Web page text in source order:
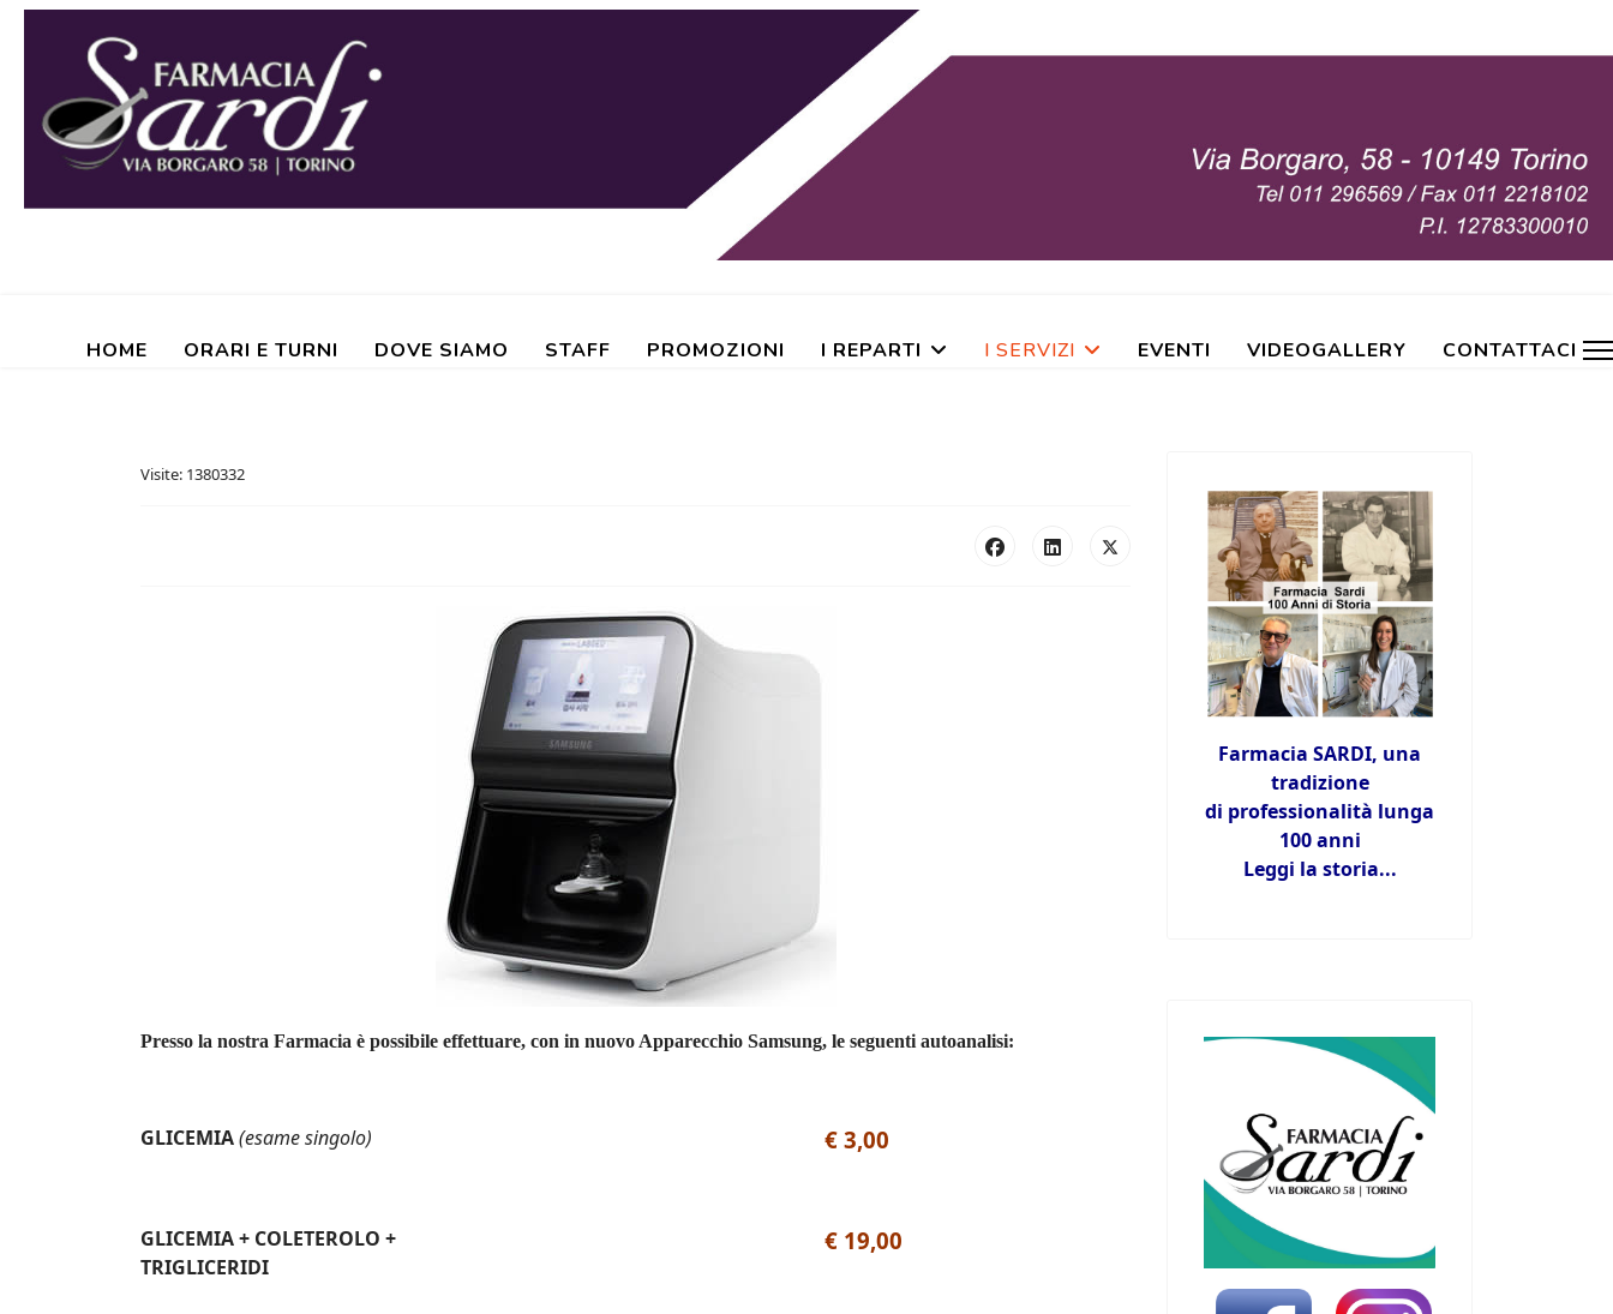
HOME ORARI E TURNI DOVE SIAMO STAFF PROMOZIONI I REPARTI I SERVIZI EVENTI VIDEOGALLERY CONTATTACI
Visite: 1380332
Presso la nostra Farmacia è possibile effettuare, con in nuovo Apparecchio Samsung, le seguenti autoanalisi:
GLICEMIA(esame singolo) € 3,00
GLICEMIA + COLETEROLO +
TRIGLICERIDI
€ 19,00
Farmacia SARDI, una
tradizione
di professionalità lunga
100 anni
Leggi la storia...